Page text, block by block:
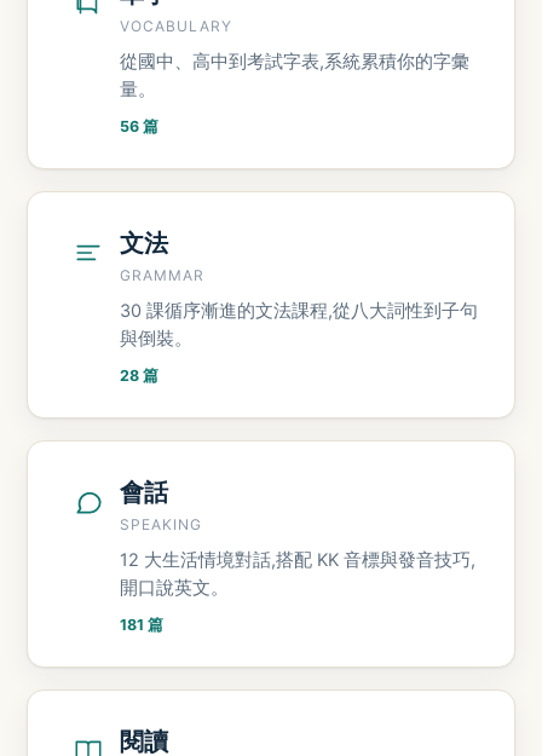
VOCABULARY
從國中、高中到考試字表,系統累積你的字彙
量。
56 篇
文法
GRAMMAR
30 課循序漸進的文法課程,從八大詞性到子句
與倒裝。
28 篇
會話
SPEAKING
12 大生活情境對話,搭配 KK 音標與發音技巧,
開口說英文。
181 篇
閱讀